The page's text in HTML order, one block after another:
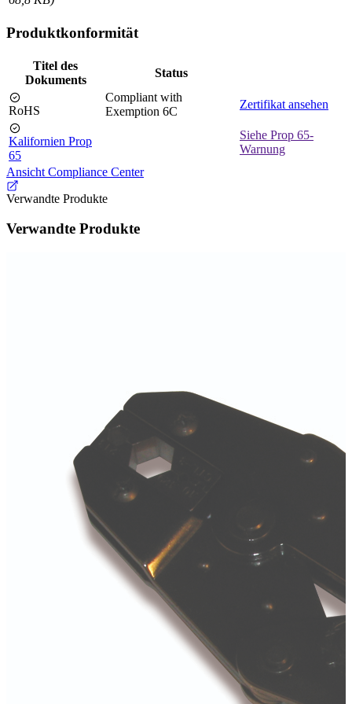
Produktkonformität
Titel des
Dokuments
Status
RoHS
Compliant with
Exemption 6C
Zertifikat ansehen
Kalifornien Prop
65
Siehe Prop 65-
Warnung
Ansicht Compliance Center
Verwandte Produkte
Verwandte Produkte